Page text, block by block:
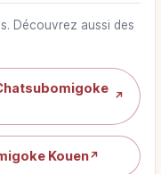
Découvrez aussi des
↗
Kouen↗